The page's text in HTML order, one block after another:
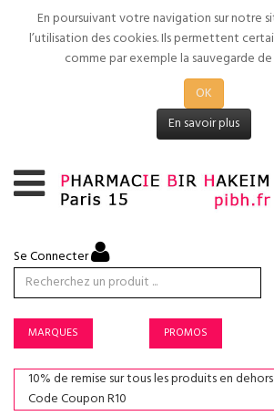
En poursuivant votre navigation sur notre
l’utilisation des cookies. Ils permettent
comme par exemple la sauvegarde
OK
En savoir plus
Se Connecter
MARQUES PROMOS
10% de remise sur tous les produits en
Code Coupon R10